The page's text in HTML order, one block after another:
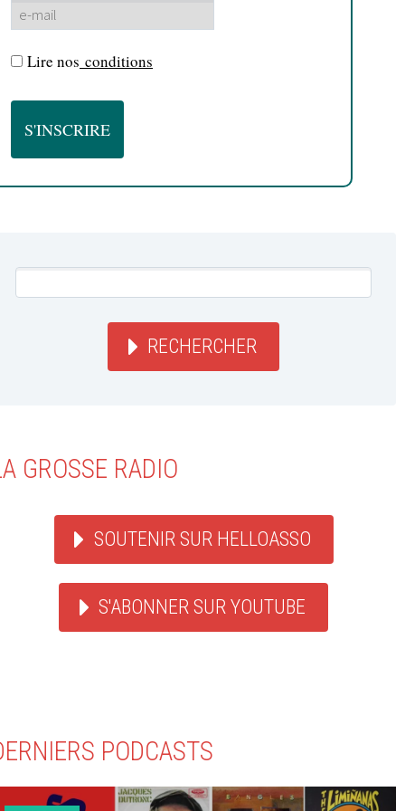
Lire nos conditions
RECHERCHER
GROSSE RADIO
SOUTENIR SUR HELLOASSO
S'ABONNER SUR YOUTUBE
PODCASTS